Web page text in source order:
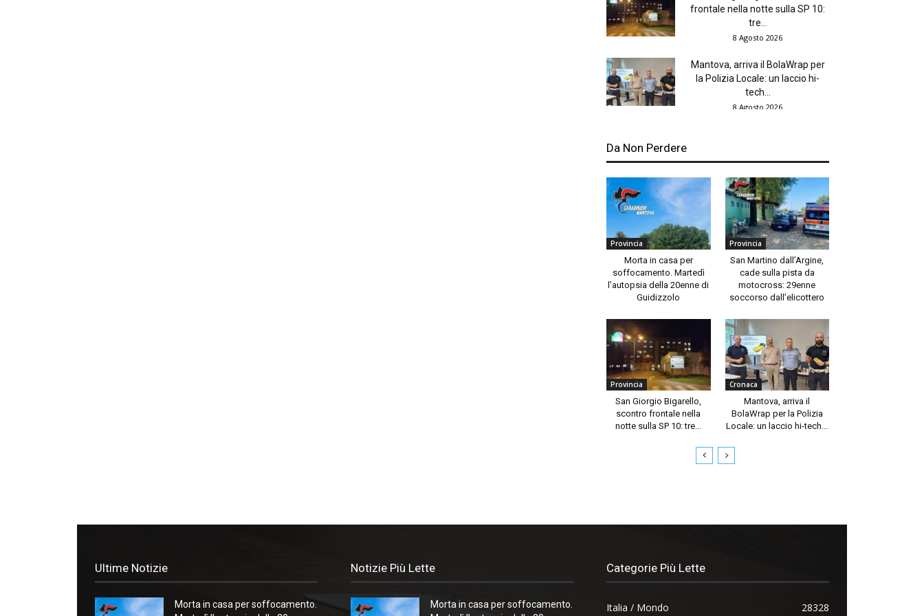
frontale nella notte sulla SP 10:
tre...
8 Agosto 2026
Mantova, arriva il BolaWrap per
la Polizia Locale: un laccio hi-
tech...
8 Agosto 2026
Da Non Perdere
Provincia
Morta in casa per
soffocamento. Martedì
l’autopsia della 20enne di
Guidizzolo
Provincia
San Martino dall’Argine,
cade sulla pista da
motocross: 29enne
soccorso dall’elicottero
Provincia
San Giorgio Bigarello,
scontro frontale nella
notte sulla SP 10: tre...
Cronaca
Mantova, arriva il
BolaWrap per la Polizia
Locale: un laccio hi-tech...
Ultime Notizie
Morta in casa per soffocamento.
Notizie Più Lette
Morta in casa per soffocamento.
Categorie Più Lette
Italia / Mondo 28328